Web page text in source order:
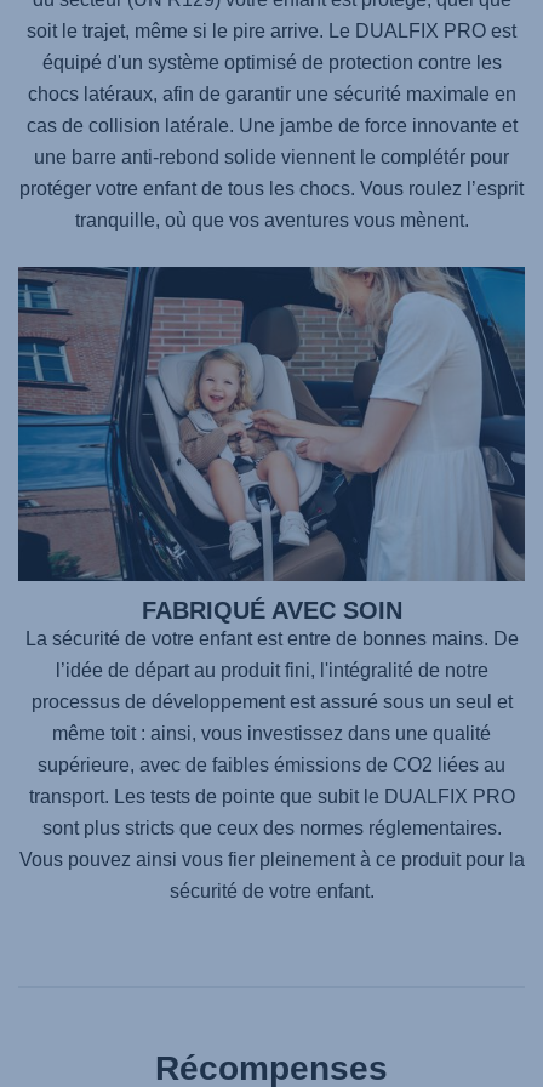
soit le trajet, même si le pire arrive. Le DUALFIX PRO est
équipé d'un système optimisé de protection contre les
chocs latéraux, afin de garantir une sécurité maximale en
cas de collision latérale. Une jambe de force innovante et
une barre anti-rebond solide viennent le complétér pour
protéger votre enfant de tous les chocs. Vous roulez l’esprit
tranquille, où que vos aventures vous mènent.
FABRIQUÉ AVEC SOIN
La sécurité de votre enfant est entre de bonnes mains. De
l’idée de départ au produit fini, l'intégralité de notre
processus de développement est assuré sous un seul et
même toit : ainsi, vous investissez dans une qualité
supérieure, avec de faibles émissions de CO2 liées au
transport. Les tests de pointe que subit le DUALFIX PRO
sont plus stricts que ceux des normes réglementaires.
Vous pouvez ainsi vous fier pleinement à ce produit pour la
sécurité de votre enfant.
Récompenses